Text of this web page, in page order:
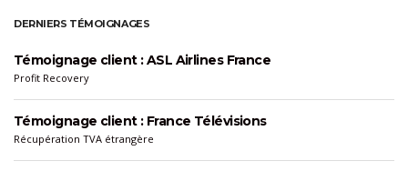
DERNIERS TÉMOIGNAGES
Témoignage client : ASL Airlines France
Profit Recovery
Témoignage client : France Télévisions
Récupération TVA étrangère